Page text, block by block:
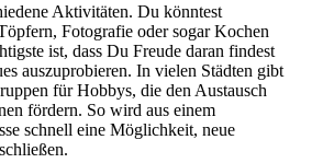
Aktivitäten. Du könntest
Fotografie oder sogar Kochen
ist, dass Du Freude daran findest
auszuprobieren. In vielen Städten gibt
für Hobbys, die den Austausch
fördern. So wird aus einem
schnell eine Möglichkeit, neue